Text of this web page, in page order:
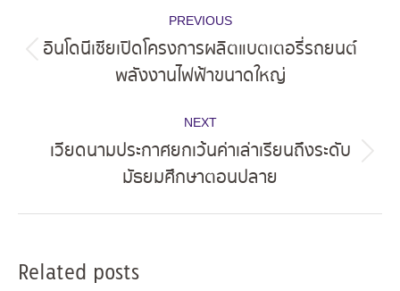
navigation
PREVIOUS
Previous
post:
อินโดนีเซียเปิดโครงการผลิตแบตเตอรี่รถยนต์
พลังงานไฟฟ้าขนาดใหญ่
NEXT
post:
เวียดนามประกาศยกเว้นค่าเล่าเรียนถึงระดับ
มัธยมศึกษาตอนปลาย
Related posts